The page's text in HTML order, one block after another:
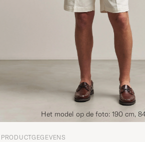
Het model op de foto: 190 cm,
PRODUCTGEGEVENS